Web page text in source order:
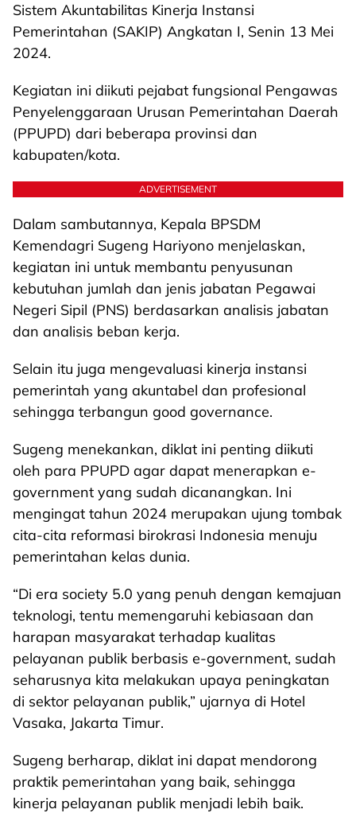
Sistem Akuntabilitas Kinerja Instansi
Pemerintahan (SAKIP) Angkatan I, Senin 13 Mei
2024.
Kegiatan ini diikuti pejabat fungsional Pengawas
Penyelenggaraan Urusan Pemerintahan Daerah
(PPUPD) dari beberapa provinsi dan
kabupaten/kota.
ADVERTISEMENT
Dalam sambutannya, Kepala BPSDM
Kemendagri Sugeng Hariyono menjelaskan,
kegiatan ini untuk membantu penyusunan
kebutuhan jumlah dan jenis jabatan Pegawai
Negeri Sipil (PNS) berdasarkan analisis jabatan
dan analisis beban kerja.
Selain itu juga mengevaluasi kinerja instansi
pemerintah yang akuntabel dan profesional
sehingga terbangun good governance.
Sugeng menekankan, diklat ini penting diikuti
oleh para PPUPD agar dapat menerapkan e-
government yang sudah dicanangkan. Ini
mengingat tahun 2024 merupakan ujung tombak
cita-cita reformasi birokrasi Indonesia menuju
pemerintahan kelas dunia.
“Di era society 5.0 yang penuh dengan kemajuan
teknologi, tentu memengaruhi kebiasaan dan
harapan masyarakat terhadap kualitas
pelayanan publik berbasis e-government, sudah
seharusnya kita melakukan upaya peningkatan
di sektor pelayanan publik,” ujarnya di Hotel
Vasaka, Jakarta Timur.
Sugeng berharap, diklat ini dapat mendorong
praktik pemerintahan yang baik, sehingga
kinerja pelayanan publik menjadi lebih baik.